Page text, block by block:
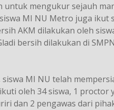
untuk mengukur sejauh
MI NU Metro juga ikut
AKM dilakukan oleh
bersih dilakukan di
MI NU telah
oleh 34 siswa, 1 proctor
dan 2 pengawas dari